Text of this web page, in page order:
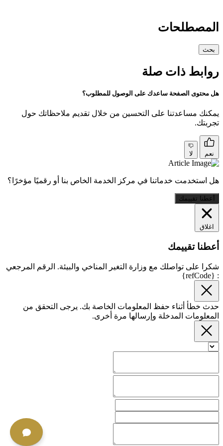
المصطلحات
بحث
روابط ذات صلة
هل محتوى الصفحة ساعدك على الوصول للمطلوب؟
يمكنك مساعدتنا على التحسين من خلال تقديم ملاحظاتك حول
تجربتك.
نعم لا
هل استخدمت خدماتنا في مركز الخدمة الخاص بنا أو رقميًا مؤخرًا؟
أعطنا تقييمك
اغلاق
أعطنا تقييمك
شكرا على تواصلك مع وزارة التغير المناخي والبيئة. الرقم المرجعي
: {refCode}
حدث خطأ أثناء حفظ المعلومات الخاصة بك. يرجى التحقق من
المعلومات المدخلة وإرسالها مرة أخرى.